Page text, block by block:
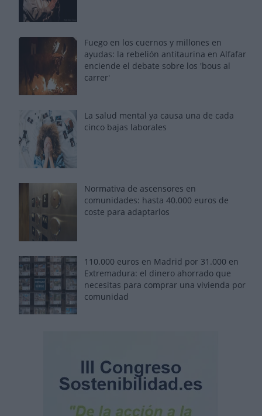
Fuego en los cuernos y millones en
ayudas: la rebelión antitaurina en Alfafar
enciende el debate sobre los 'bous al
carrer'
La salud mental ya causa una de cada
cinco bajas laborales
Normativa de ascensores en
comunidades: hasta 40.000 euros de
coste para adaptarlos
110.000 euros en Madrid por 31.000 en
Extremadura: el dinero ahorrado que
necesitas para comprar una vivienda por
comunidad